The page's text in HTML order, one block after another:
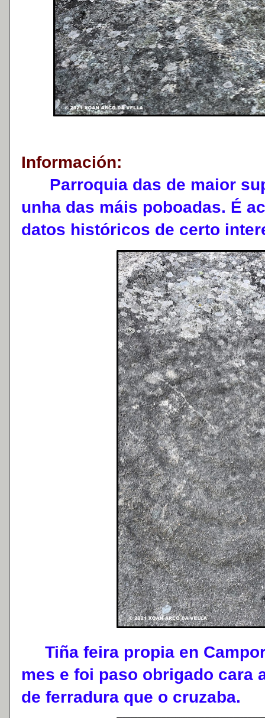
Información:
Parroquia das de maior
unha das máis poboadas. É
datos históricos de certo
Tiña feira propia en
mes e foi paso obrigado cara
de ferradura que o cruzaba.